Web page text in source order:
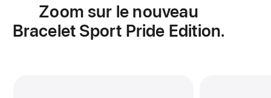
Zoom sur le nouveau
Bracelet Sport Pride Edition.